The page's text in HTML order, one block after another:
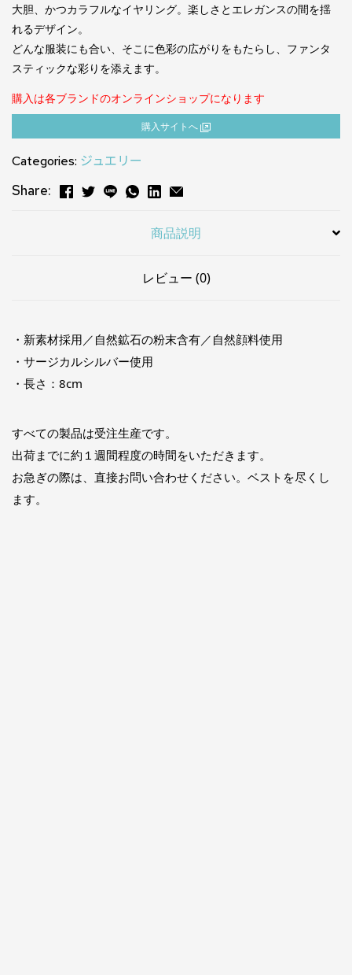
大胆、かつカラフルなイヤリング。楽しさとエレガンスの間を揺
れるデザイン。
どんな服装にも合い、そこに色彩の広がりをもたらし、ファンタ
スティックな彩りを添えます。
購入は各ブランドのオンラインショップになります
購⼊サイトへ
Categories: ジュエリー
Share:
商品説明
レビュー (0)
・新素材採用／自然鉱石の粉末含有／自然顔料使用
・サージカルシルバー使用
・長さ：8cm
すべての製品は受注生産です。
出荷までに約１週間程度の時間をいただきます。
お急ぎの際は、直接お問い合わせください。ベストを尽くし
ます。